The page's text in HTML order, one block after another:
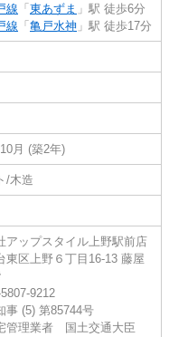
線 「 東あずま 」駅 徒歩6分
線 「 亀戸水神 」駅 徒歩17分
月 (築2年)
/木造
アップスタイル上野駅前店
東区上野６丁目16-13 藤屋
9212
事 (5) 第85744号
管理業者 国土交通大臣